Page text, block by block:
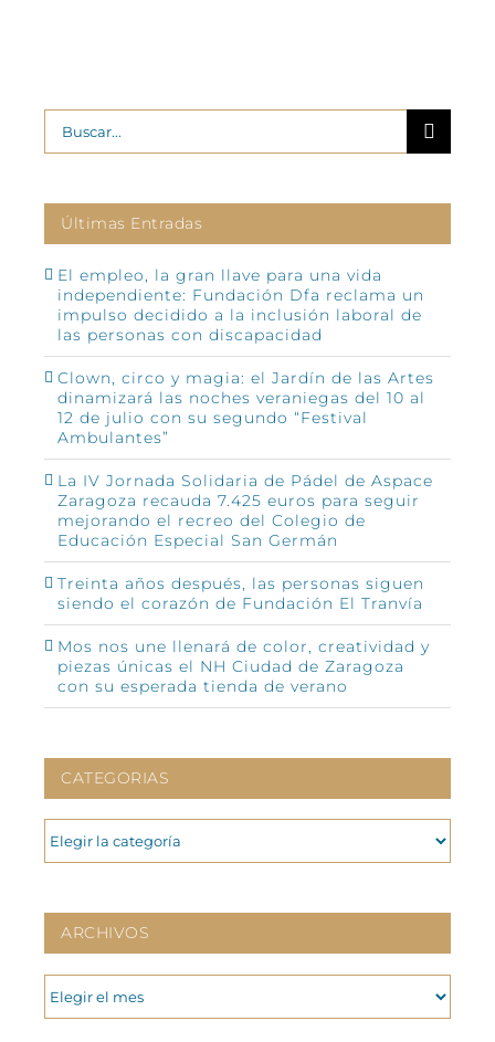
Buscar:
Últimas Entradas
El empleo, la gran llave para una vida
independiente: Fundación Dfa reclama un
impulso decidido a la inclusión laboral de
las personas con discapacidad
Clown, circo y magia: el Jardín de las Artes
dinamizará las noches veraniegas del 10 al
12 de julio con su segundo “Festival
Ambulantes”
La IV Jornada Solidaria de Pádel de Aspace
Zaragoza recauda 7.425 euros para seguir
mejorando el recreo del Colegio de
Educación Especial San Germán
Treinta años después, las personas siguen
siendo el corazón de Fundación El Tranvía
Mos nos une llenará de color, creatividad y
piezas únicas el NH Ciudad de Zaragoza
con su esperada tienda de verano
CATEGORIAS
CATEGORIAS
ARCHIVOS
ARCHIVOS